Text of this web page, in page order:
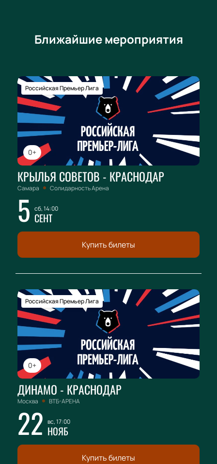
Ближайшие мероприятия
0+
Российская Премьер Лига
КРЫЛЬЯ СОВЕТОВ - КРАСНОДАР
Самара Солидарность Арена
5 сб, 14:00
СЕНТ
Купить билеты
0+
Российская Премьер Лига
ДИНАМО - КРАСНОДАР
Москва ВТБ-АРЕНА
22 вс, 17:00
НОЯБ
Купить билеты